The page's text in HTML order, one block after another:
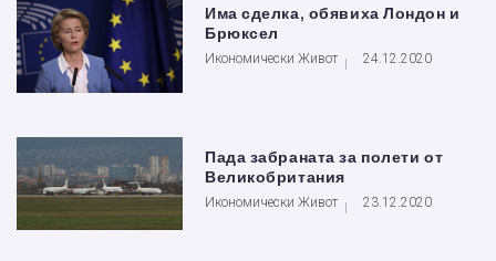
Има сделка, обявиха Лондон и
Брюксел
Икономически Живот 24.12.2020
Пада забраната за полети от
Великобритания
Икономически Живот 23.12.2020